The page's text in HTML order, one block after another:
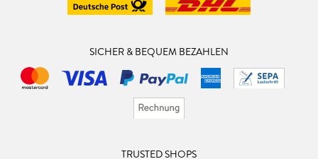
SICHER & BEQUEM BEZAHLEN
TRUSTED SHOPS